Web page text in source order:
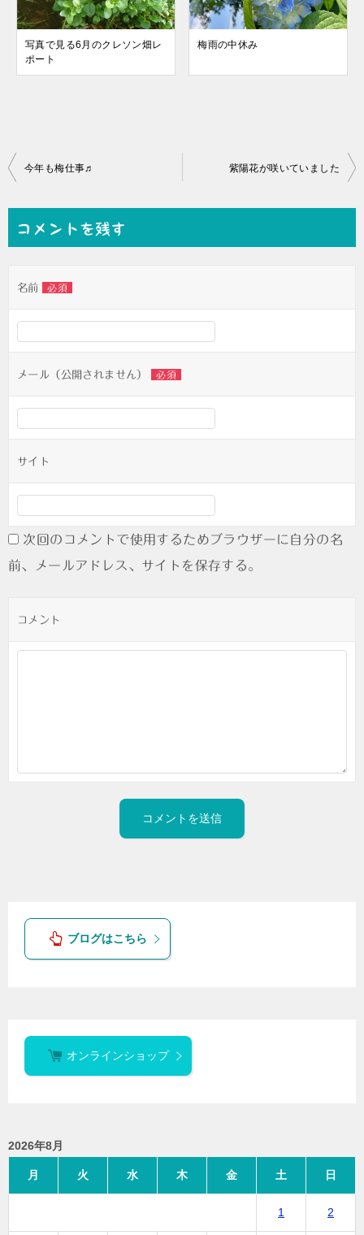
写真で見る6月のクレソン畑レ
ポート
梅雨の中休み
投
ビ
ー
シ
ョ
ン
今年も梅仕事♬ 紫陽花が咲いていました
コメントを残す
名前 必須
メール（公開されません） 必須
サイト
次回のコメントで使用するためブラウザーに自分の名
前、メールアドレス、サイトを保存する。
コメント
ブログはこちら
オンラインショップ
2026年8月
月 火 水 木 金 土 日
1 2